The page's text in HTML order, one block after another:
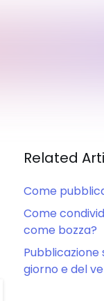
Related
Come
Come
come bozza?
giorno e del